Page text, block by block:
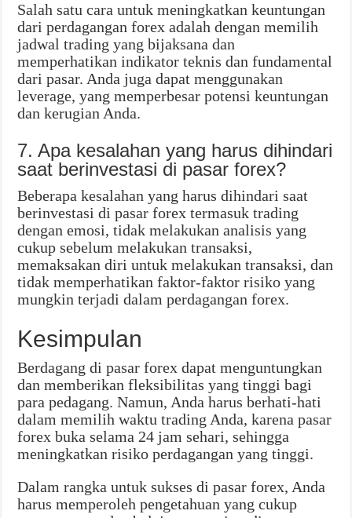
Salah satu cara untuk meningkatkan keuntungan
dari perdagangan forex adalah dengan memilih
jadwal trading yang bijaksana dan
memperhatikan indikator teknis dan fundamental
dari pasar. Anda juga dapat menggunakan
leverage, yang memperbesar potensi keuntungan
dan kerugian Anda.
7. Apa kesalahan yang harus dihindari
saat berinvestasi di pasar forex?
Beberapa kesalahan yang harus dihindari saat
berinvestasi di pasar forex termasuk trading
dengan emosi, tidak melakukan analisis yang
cukup sebelum melakukan transaksi,
memaksakan diri untuk melakukan transaksi, dan
tidak memperhatikan faktor-faktor risiko yang
mungkin terjadi dalam perdagangan forex.
Kesimpulan
Berdagang di pasar forex dapat menguntungkan
dan memberikan fleksibilitas yang tinggi bagi
para pedagang. Namun, Anda harus berhati-hati
dalam memilih waktu trading Anda, karena pasar
forex buka selama 24 jam sehari, sehingga
meningkatkan risiko perdagangan yang tinggi.
Dalam rangka untuk sukses di pasar forex, Anda
harus memperoleh pengetahuan yang cukup